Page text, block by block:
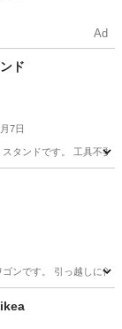
Ad
ド
7日
タンドです。 工具不
ンです。 引っ越しに